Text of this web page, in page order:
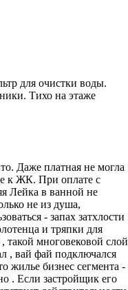
для очистки воды.
Тихо на этаже
Даже платная не могла
к ЖК. При оплате с
Лейка в ванной не
не из душа,
- запах затхлости
и тряпки для
такой многовековой слой
, вай фай подключался
жилье бизнес сегмента -
. Если застройщик его